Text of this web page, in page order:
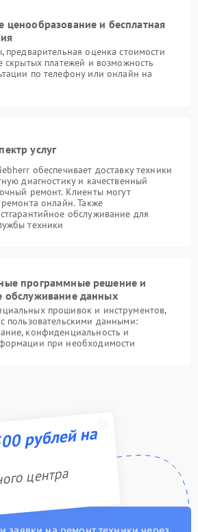
ценообразование и бесплатная
предварительная оценка стоимости
скрытых платежей и возможность
по телефону или онлайн на
услуг
обеспечивает доставку техники
диагностику и качественный
ремонт. Клиенты могут
ремонта онлайн. Также
обслуживание для
техники
программные решение и
обслуживание данных
прошивок и инструментов,
пользовательскими данными:
конфиденциальность и
при необходимости
рублей на
центра